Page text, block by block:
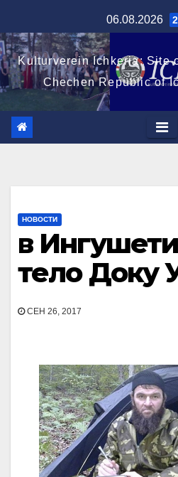
к
содержимому
06.08.2026
Kulturverein Ichkeria: Site
Chechen Republic of
НОВОСТИ
в
тело Доку
СЕН 26, 2017